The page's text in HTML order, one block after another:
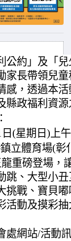
公約」及「
家長帶領兒
感，透過本
縣政福利資
日(星期日)上
立體育場(彰
重磅登場，
跳、大型小
挑戰、寶貝
活動及摸彩
處網站/活動